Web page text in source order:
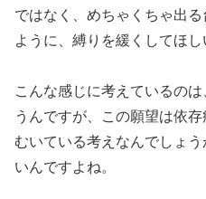
ではなく、めちゃくちゃ出
ように、縛りを緩くしてほし
こんな感じに考えているの
うんですが、この願望は依
むいている考えなんでしょ
いんですよね。